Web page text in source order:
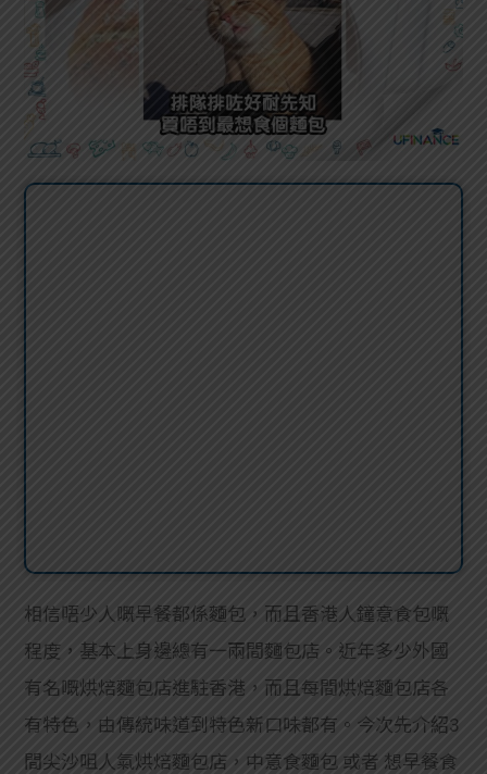
相信唔少人嘅早餐都係麵包，而且香港人鐘意食包嘅
程度，基本上身邊總有一兩間麵包店。近年多少外國
有名嘅烘焙麵包店進駐香港，而且每間烘焙麵包店各
有特色，由傳統味道到特色新口味都有。今次先介紹3
間尖沙咀人氣烘焙麵包店，中意食麵包 或者 想早餐食